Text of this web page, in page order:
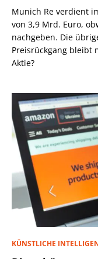
Munich Re verdient
von 3,9 Mrd. Euro,
nachgeben. Die
Preisrückgang bleibt
Aktie?
KÜNSTLICHE